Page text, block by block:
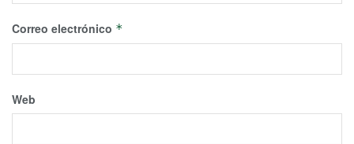
Correo electrónico *
Web